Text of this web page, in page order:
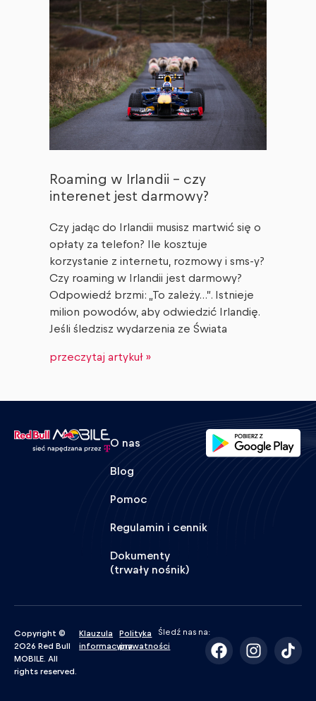
Roaming w Irlandii – czy
interenet jest darmowy?
Czy jadąc do Irlandii musisz martwić się o
opłaty za telefon? Ile kosztuje
korzystanie z internetu, rozmowy i sms-y?
Czy roaming w Irlandii jest darmowy?
Odpowiedź brzmi: „To zależy…”. Istnieje
milion powodów, aby odwiedzić Irlandię.
Jeśli śledzisz wydarzenia ze Świata
przeczytaj artykuł »
O nas
Blog
Pomoc
Regulamin i cennik
Dokumenty
(trwały nośnik)
Copyright ©
2026 Red Bull
MOBILE. All
rights reserved.
Klauzula
informacyjna
Polityka
prywatności
Śledź nas na: